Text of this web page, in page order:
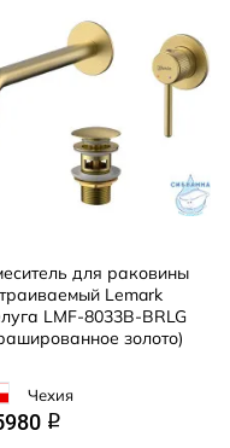
для раковины
Lemark
LMF-8033B-BRLG
золото)
Чехия
q